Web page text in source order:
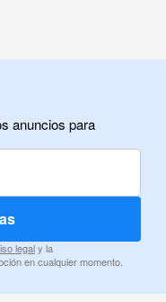
anuncios para
legaly la
en cualquier momento.